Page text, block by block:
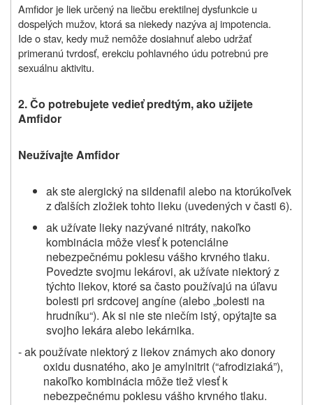
Amfidor je liek určený na liečbu erektilnej dysfunkcie u
dospelých mužov, ktorá sa niekedy nazýva aj impotencia.
Ide o stav, kedy muž nemôže dosiahnuť alebo udržať
primeranú tvrdosť, erekciu pohlavného údu potrebnú pre
sexuálnu aktivitu.
2. Čo potrebujete vedieť predtým, ako užijete
Amfidor
Neužívajte Amfidor
ak ste alergický na sildenafil alebo na ktorúkoľvek
z ďalších zložiek tohto lieku (uvedených v časti 6).
ak užívate lieky nazývané nitráty, nakoľko
kombinácia môže viesť k potenciálne
nebezpečnému poklesu vášho krvného tlaku.
Povedzte svojmu lekárovi, ak užívate niektorý z
týchto liekov, ktoré sa často používajú na úľavu
bolesti pri srdcovej angíne (alebo „bolesti na
hrudníku“). Ak si nie ste niečím istý, opýtajte sa
svojho lekára alebo lekárnika.
- ak používate niektorý z liekov známych ako donory
oxidu dusnatého, ako je amylnitrit (“afrodiziaká”),
nakoľko kombinácia môže tiež viesť k
nebezpečnému poklesu vášho krvného tlaku.